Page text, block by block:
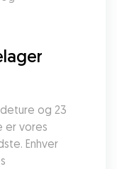
og 23
er vores
Enhver